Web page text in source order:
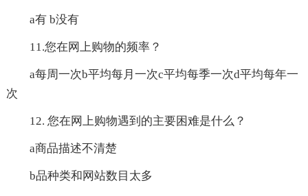
a有 b没有
11.您在网上购物的频率？
a每周一次b平均每月一次c平均每季一次d平均每年一
次
12. 您在网上购物遇到的主要困难是什么？
a商品描述不清楚
b品种类和网站数目太多